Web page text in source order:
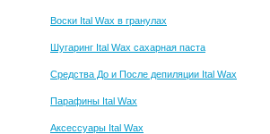
Воски Ital Wax в гранулах
Шугаринг Ital Wax сахарная паста
Средства До и После депиляции Ital Wax
Парафины Ital Wax
Аксессуары Ital Wax